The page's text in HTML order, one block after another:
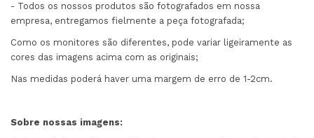
- Todos os nossos produtos são fotografados em nossa
empresa, entregamos fielmente a peça fotografada;
Como os monitores são diferentes, pode variar ligeiramente as
cores das imagens acima com as originais;
Nas medidas poderá haver uma margem de erro de 1-2cm.
Sobre nossas imagens: